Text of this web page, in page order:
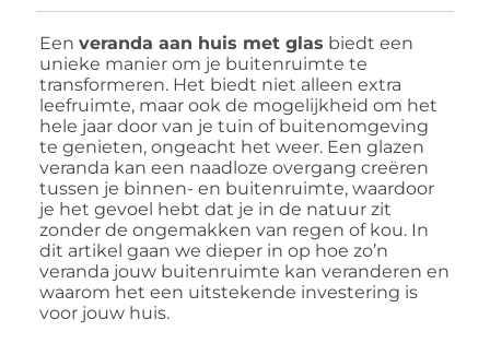
Een veranda aan huis met glas biedt een
unieke manier om je buitenruimte te
transformeren. Het biedt niet alleen extra
leefruimte, maar ook de mogelijkheid om het
hele jaar door van je tuin of buitenomgeving
te genieten, ongeacht het weer. Een glazen
veranda kan een naadloze overgang creëren
tussen je binnen- en buitenruimte, waardoor
je het gevoel hebt dat je in de natuur zit
zonder de ongemakken van regen of kou. In
dit artikel gaan we dieper in op hoe zo’n
veranda jouw buitenruimte kan veranderen en
waarom het een uitstekende investering is
voor jouw huis.